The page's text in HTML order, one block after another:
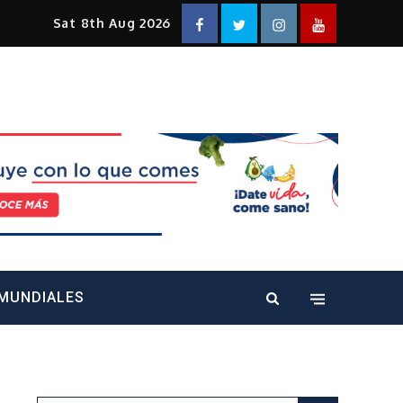
Sat 8th Aug 2026 FacebookTwitterInstagramYouTube